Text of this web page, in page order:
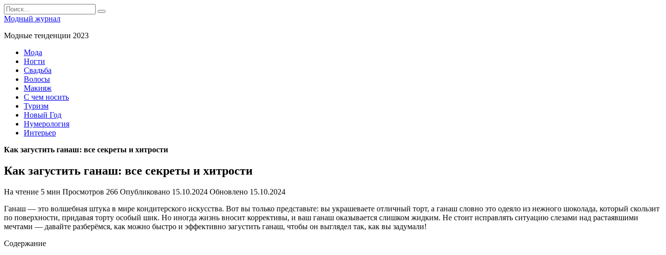
Перейти
к
содержанию
Search
for:
Модный журнал
Модные тенденции 2023
Мода
Ногти
Свадьба
Волосы
Макияж
С чем носить
Туризм
Новый Год
Нумерология
Интерьер
Как загустить ганаш: все секреты и хитрости
Как загустить ганаш: все секреты и хитрости
На чтение 5 мин Просмотров 266 Опубликовано 15.10.2024 Обновлено 15.10.2024
Ганаш — это волшебная штука в мире кондитерского искусства. Вот вы только представьте: вы украшеваете отличный торт, а ганаш словно это одеяло из нежного шоколада, который скользит
по поверхности, придавая торту особый шик. Но иногда жизнь вносит коррективы, и ваш ганаш оказывается слишком жидким. Не стоит исправлять ситуацию слезами над растаявшими
мечтами — давайте разберёмся, как можно быстро и эффективно загустить ганаш, чтобы он выглядел так, как вы задумали!
Содержание